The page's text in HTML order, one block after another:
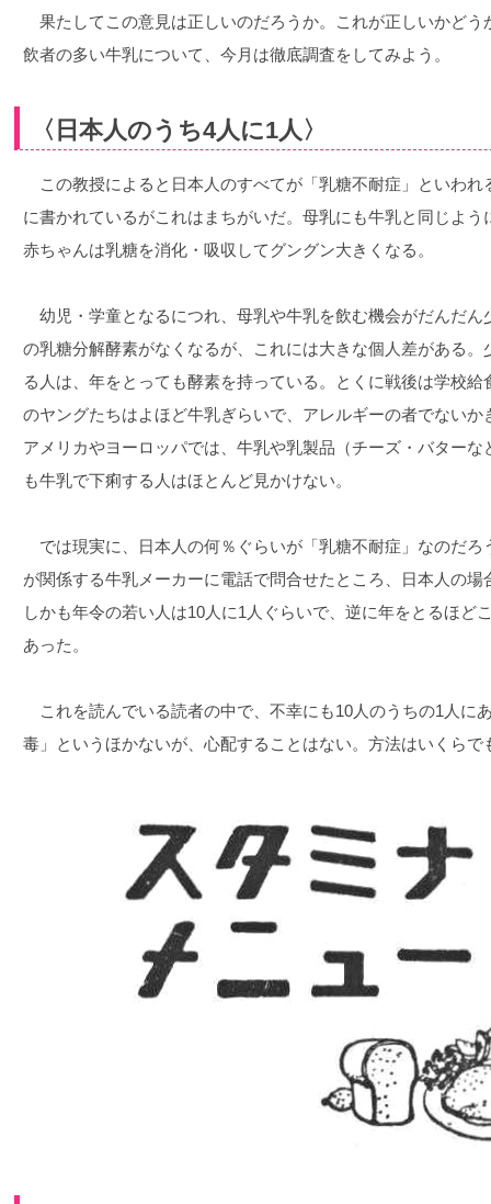
果たしてこの意見は正しいのだろうか。これが正しいかどう
飲者の多い牛乳について、今月は徹底調査をしてみよう。
〈日本人のうち4人に1人〉
この教授によると日本人のすべてが「乳糖不耐症」といわれ
に書かれているがこれはまちがいだ。母乳にも牛乳と同じよ
赤ちゃんは乳糖を消化・吸収してグングン大きくなる。
幼児・学童となるにつれ、母乳や牛乳を飲む機会がだんだん
の乳糖分解酵素がなくなるが、これには大きな個人差がある
る人は、年をとっても酵素を持っている。とくに戦後は学校
のヤングたちはよほど牛乳ぎらいで、アレルギーの者でない
アメリカやヨーロッパでは、牛乳や乳製品（チーズ・バター
も牛乳で下痢する人はほとんど見かけない。
では現実に、日本人の何％ぐらいが「乳糖不耐症」なのだろ
が関係する牛乳メーカーに電話で問合せたところ、日本人の
しかも年令の若い人は10人に1人ぐらいで、逆に年をとるほど
あった。
これを読んでいる読者の中で、不幸にも10人のうちの1人に
毒」というほかないが、心配することはない。方法はいくらで